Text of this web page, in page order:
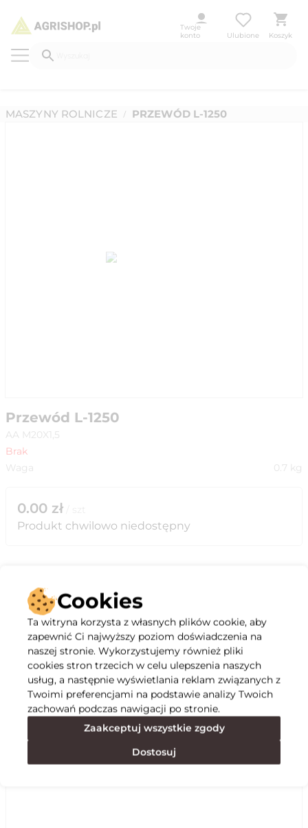
Twoje
konto
Ulubione Koszyk
MASZYNY ROLNICZE / PRZEWÓD L-1250
Przewód L-1250
AA M20X1,5
Brak
Waga
0.7 kg
0.00 zł
Produkt chwilowo niedostępny
Opis
Specyfikacja
Polecane
Cookies
Ta witryna korzysta z własnych plików cookie, aby
zapewnić Ci najwyższy poziom doświadczenia na
naszej stronie. Wykorzystujemy również pliki
cookies stron trzecich w celu ulepszenia naszych
usług, a następnie wyświetlania reklam związanych z
Twoimi preferencjami na podstawie analizy Twoich
zachowań podczas nawigacji po stronie.
Zaakceptuj wszystkie zgody
Dostosuj